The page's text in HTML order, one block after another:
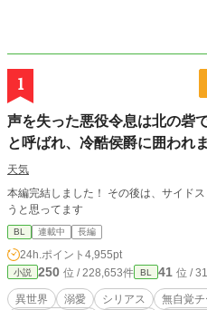
1
声を失った悪役令息は北の砦
と呼ばれ、冷酷侯爵に囲われ
天気
本編完結しました！ その後は、サイドストーリーをちょこちょこ投稿していこ
うと思ってます
BL 連載中 長編
24h.ポイント 4,955pt
小説 250 位 / 228,653件 BL 41 位 /
異世界 溺愛 シリアス 無自覚チ